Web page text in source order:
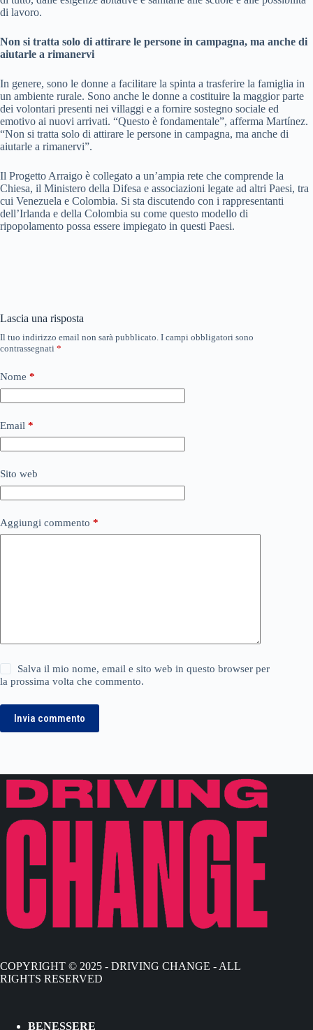
di lavoro.
Non si tratta solo di attirare le persone in campagna, ma anche di
aiutarle a rimanervi
In genere, sono le donne a facilitare la spinta a trasferire la famiglia in
un ambiente rurale. Sono anche le donne a costituire la maggior parte
dei volontari presenti nei villaggi e a fornire sostegno sociale ed
emotivo ai nuovi arrivati. “Questo è fondamentale”, afferma Martínez.
“Non si tratta solo di attirare le persone in campagna, ma anche di
aiutarle a rimanervi”.
Il Progetto Arraigo è collegato a un’ampia rete che comprende la
Chiesa, il Ministero della Difesa e associazioni legate ad altri Paesi, tra
cui Venezuela e Colombia. Si sta discutendo con i rappresentanti
dell’Irlanda e della Colombia su come questo modello di
ripopolamento possa essere impiegato in questi Paesi.
Lascia una risposta
Il tuo indirizzo email non sarà pubblicato. I campi obbligatori sono
contrassegnati *
Nome *
Email *
Sito web
Aggiungi commento *
Salva il mio nome, email e sito web in questo browser per
la prossima volta che commento.
Invia commento
COPYRIGHT © 2025 - DRIVING CHANGE - ALL
RIGHTS RESERVED
BENESSERE